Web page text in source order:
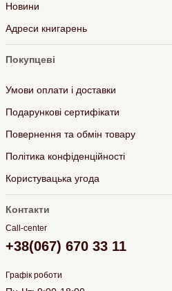
Новини
Адреси книгарень
Покупцеві
Умови оплати і доставки
Подарункові сертифікати
Повернення та обмін товару
Політика конфіденційності
Користувацька угода
Контакти
Call-center
+38(067) 670 33 11
Графік роботи